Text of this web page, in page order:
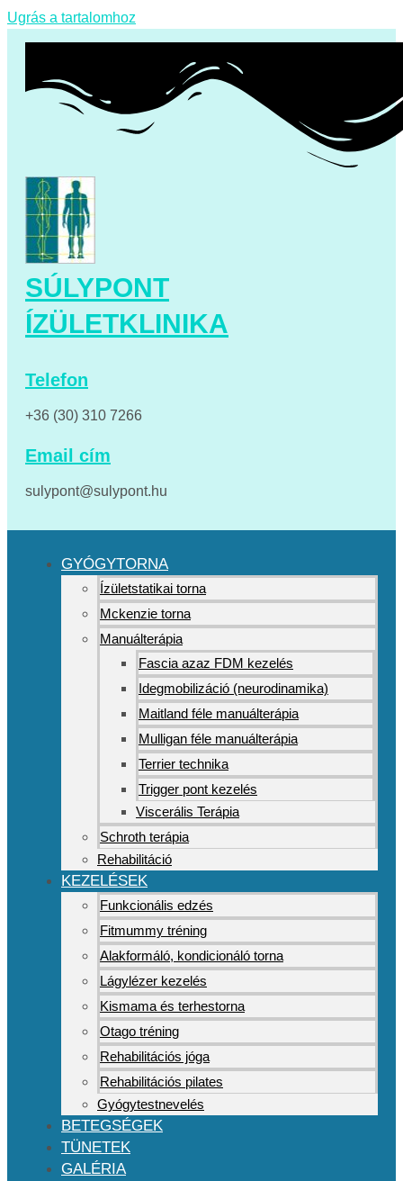
Ugrás a tartalomhoz
SÚLYPONT
ÍZÜLETKLINIKA
Telefon
+36 (30) 310 7266
Email cím
sulypont@sulypont.hu
GYÓGYTORNA
Ízületstatikai torna
Mckenzie torna
Manuálterápia
Fascia azaz FDM kezelés
Idegmobilizáció (neurodinamika)
Maitland féle manuálterápia
Mulligan féle manuálterápia
Terrier technika
Trigger pont kezelés
Viscerális Terápia
Schroth terápia
Rehabilitáció
KEZELÉSEK
Funkcionális edzés
Fitmummy tréning
Alakformáló, kondicionáló torna
Lágylézer kezelés
Kismama és terhestorna
Otago tréning
Rehabilitációs jóga
Rehabilitációs pilates
Gyógytestnevelés
BETEGSÉGEK
TÜNETEK
GALÉRIA